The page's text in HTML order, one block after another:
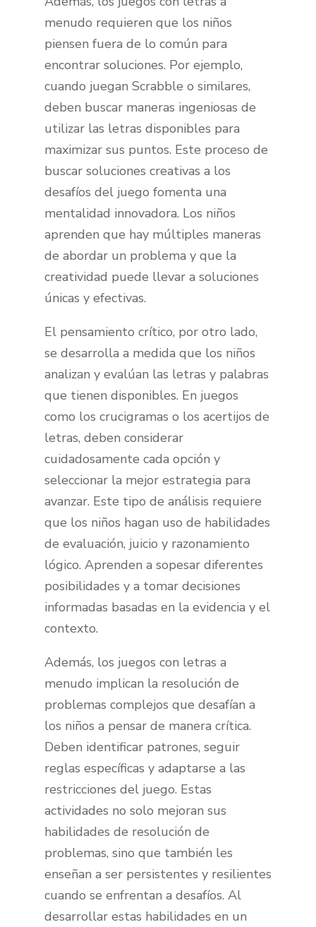
menudo requieren que los niños
piensen fuera de lo común para
encontrar soluciones. Por ejemplo,
cuando juegan Scrabble o similares,
deben buscar maneras ingeniosas de
utilizar las letras disponibles para
maximizar sus puntos. Este proceso de
buscar soluciones creativas a los
desafíos del juego fomenta una
mentalidad innovadora. Los niños
aprenden que hay múltiples maneras
de abordar un problema y que la
creatividad puede llevar a soluciones
únicas y efectivas.
El pensamiento crítico, por otro lado,
se desarrolla a medida que los niños
analizan y evalúan las letras y palabras
que tienen disponibles. En juegos
como los crucigramas o los acertijos de
letras, deben considerar
cuidadosamente cada opción y
seleccionar la mejor estrategia para
avanzar. Este tipo de análisis requiere
que los niños hagan uso de habilidades
de evaluación, juicio y razonamiento
lógico. Aprenden a sopesar diferentes
posibilidades y a tomar decisiones
informadas basadas en la evidencia y el
contexto.
Además, los juegos con letras a
menudo implican la resolución de
problemas complejos que desafían a
los niños a pensar de manera crítica.
Deben identificar patrones, seguir
reglas específicas y adaptarse a las
restricciones del juego. Estas
actividades no solo mejoran sus
habilidades de resolución de
problemas, sino que también les
enseñan a ser persistentes y resilientes
cuando se enfrentan a desafíos. Al
desarrollar estas habilidades en un